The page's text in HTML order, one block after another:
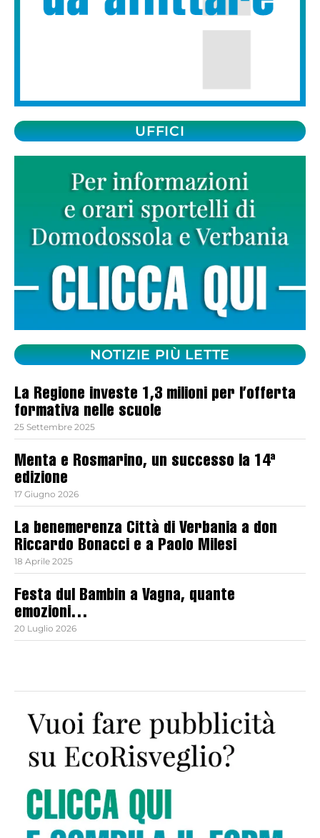
UFFICI
NOTIZIE PIÙ LETTE
La Regione investe 1,3 milioni per l’offerta
formativa nelle scuole
25 Settembre 2025
Menta e Rosmarino, un successo la 14ª
edizione
17 Giugno 2026
La benemerenza Città di Verbania a don
Riccardo Bonacci e a Paolo Milesi
18 Aprile 2025
Festa dul Bambin a Vagna, quante
emozioni…
20 Luglio 2026